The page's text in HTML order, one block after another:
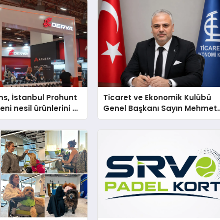
İstanbul Prohunt
nesil ürünlerini ve
vizyonunu
Ticaret ve Ekonomik Kulübü
Genel Başkanı Sayın Mehmet
Ulutaş, ekonomiye dair